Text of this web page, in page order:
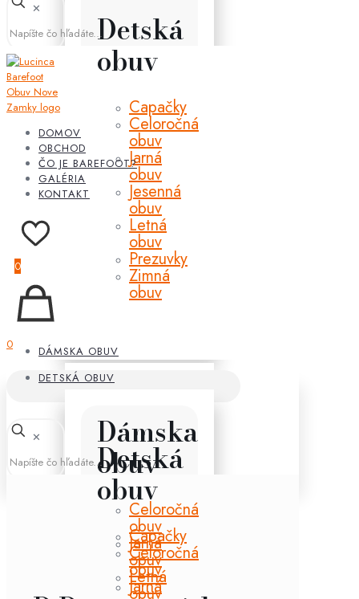
Detská
obuv
Capačky
Celoročná
obuv
Jarná
obuv
Jesenná
obuv
Letná
obuv
Prezuvky
Zimná
obuv
DÁMSKA OBUV
Dámska
obuv
Celoročná
obuv
Jarná
obuv
Letná
obuv
✕
DOMOV
OBCHOD
ČO JE BAREFOOT?
GALÉRIA
KONTAKT
0
0
DETSKÁ OBUV
Detská
obuv
Capačky
Celoročná
obuv
Jarná
✕